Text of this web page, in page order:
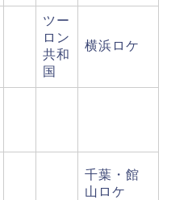
ツー
ロン
共和
国
横浜ロケ
千葉・館
山ロケ